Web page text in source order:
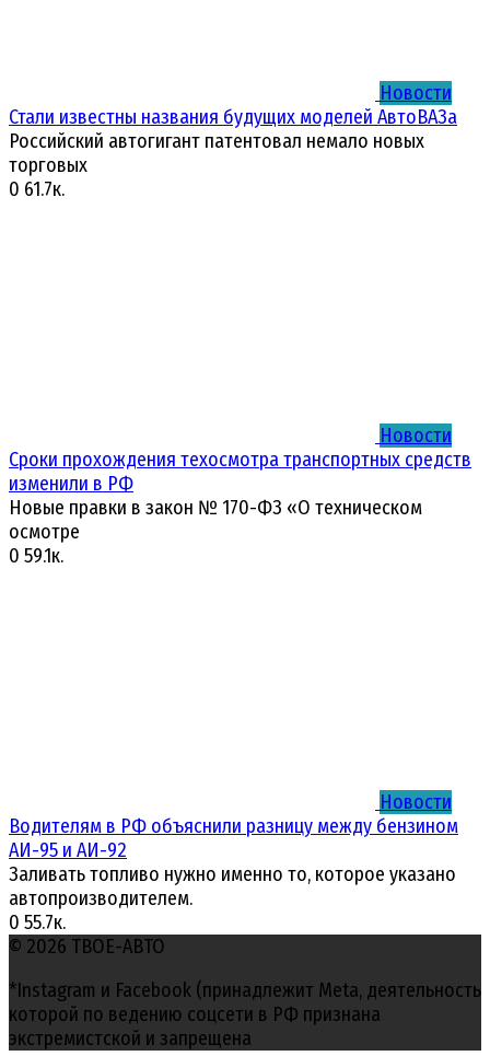
Новости
Стали известны названия будущих моделей АвтоВАЗа
Российский автогигант патентовал немало новых
торговых
0 61.7к.
Новости
Сроки прохождения техосмотра транспортных средств
изменили в РФ
Новые правки в закон № 170-ФЗ «О техническом
осмотре
0 59.1к.
Новости
Водителям в РФ объяснили разницу между бензином
АИ-95 и АИ-92
Заливать топливо нужно именно то, которое указано
автопроизводителем.
0 55.7к.
© 2026 ТВОЕ-АВТО
*Instagram и Facebook (принадлежит Meta, деятельность
которой по ведению соцсети в РФ признана
экстремистской и запрещена